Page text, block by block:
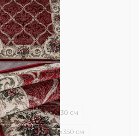
см
см 150x230 см
см 250x350 см